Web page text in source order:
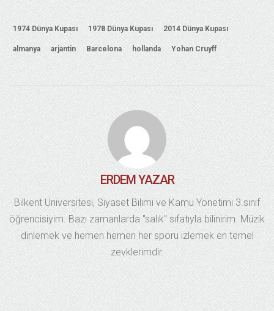
1974 Dünya Kupası 1978 Dünya Kupası 2014 Dünya Kupası
almanya arjantin Barcelona hollanda Yohan Cruyff
ERDEM YAZAR
Bilkent Üniversitesi, Siyaset Bilimi ve Kamu Yönetimi 3.sınıf
öğrencisiyim. Bazı zamanlarda "salık" sıfatıyla bilinirim. Müzik
dinlemek ve hemen hemen her sporu izlemek en temel
zevklerimdir.